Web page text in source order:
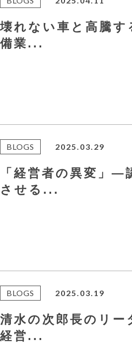
壊れない車と高騰す
備業...
BLOGS 2025.03.29
「経営者の異変」—
させる...
BLOGS 2025.03.19
清水の次郎長のリー
経営...